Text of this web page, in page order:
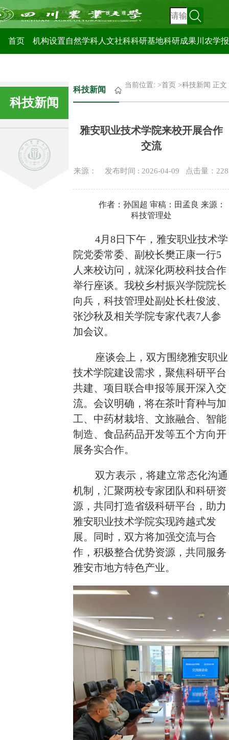
科技管理处
首页 机构设置自然学科人文社科科研基地科研成果川农学报
科技新闻
科技新闻
当前位置: >首页 >科技新闻 正文
雅安职业技术学院来校开展合作
交流
来源： 发布时间 : 2026-04-09 点击量：228
作者：孙国超 审稿：田孟良 来源：
科技管理处
4月8日下午，雅安职业技术学
院党委常委、副校长樊正康一行5
人来校访问，就深化两校科技合作
举行座谈。我校乡村振兴学院院长
向兵，科技管理处副处长杜俊波、
张沙秋及相关学院专家代表7人参
加会议。
座谈会上，双方围绕雅安职业
技术学院建设需求，聚焦科研平台
共建、项目联合申报等展开深入交
流。会议明确，将在茶叶育种与加
工、中药材栽培、文旅融合、智能
制造、食品药品开发等五个方向开
展务实合作。
双方表示，将建立常态化沟通
机制，汇聚两校专家团队和科研资
源，共同打造省级科研平台，助力
雅安职业技术学院实现跨越式发
展。同时，双方将加强交流与合
作，积极整合优势资源，共同服务
雅安市地方特色产业。